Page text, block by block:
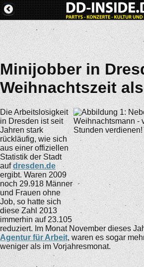
Minijobber in
Weihnachtszeit
Die Arbeitslosigkeit
in Dresden ist seit
Jahren stark
rückläufig, wie sich
aus einer offiziellen
Statistik der Stadt
aufdresden.de
ergibt. Waren 2009
noch 29.918 Männer
und Frauen ohne
Job, so hatte sich
diese Zahl 2013
immerhin auf 23.105
reduziert. Im Monat November dieses
Agentur für Arbeit, waren es sogar
weniger als im Vorjahresmonat.